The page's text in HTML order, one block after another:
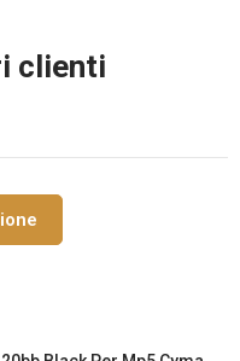
clienti